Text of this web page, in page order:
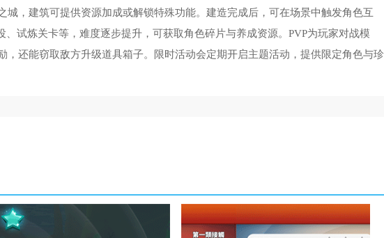
城，建筑可提供资源加成或解锁特殊功能。建造完成后，可在场景中触发角色互
试炼关卡等，难度逐步提升，可获取角色碎片与养成资源。PVP为玩家对战模
，还能窃取敌方升级道具箱子。限时活动会定期开启主题活动，提供限定角色与珍